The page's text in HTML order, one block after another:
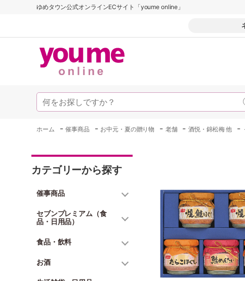
ゆめタウン公式オンラインECサイト「youme online」
ホーム -催事商品 - お中元・夏の贈り物 - 老舗 -酒悦・錦松梅 他 -
カテゴリーから探す
催事商品
セブンプレミアム（食
品・日用品）
食品・飲料
お酒